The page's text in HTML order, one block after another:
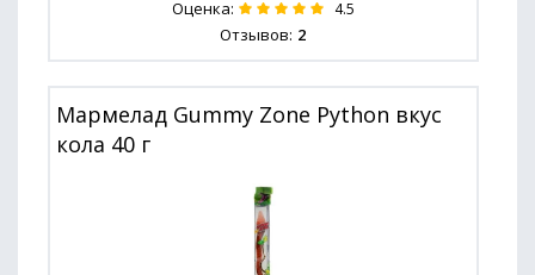
Оценка: 4.5
Отзывов: 2
Мармелад Gummy Zone Python вкус
кола 40 г